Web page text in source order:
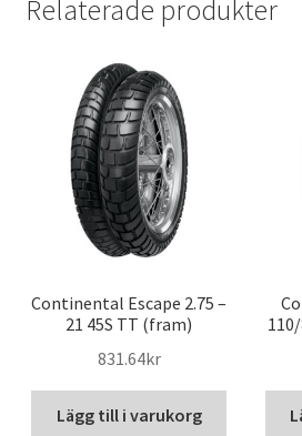
Relaterade produkter
Continental Escape 2.75 –
21 45S TT (fram)
831.64kr
Lägg till i varukorg